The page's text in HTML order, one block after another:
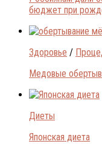
бюджет при
Здоровье /
Медовые
Диеты
Японская диета